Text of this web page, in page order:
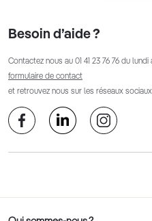
Besoin d’aide ?
Contactez nous au 01 41 23 76 76 du lundi
formulaire de contact
et retrouvez nous sur les réseaux sociaux